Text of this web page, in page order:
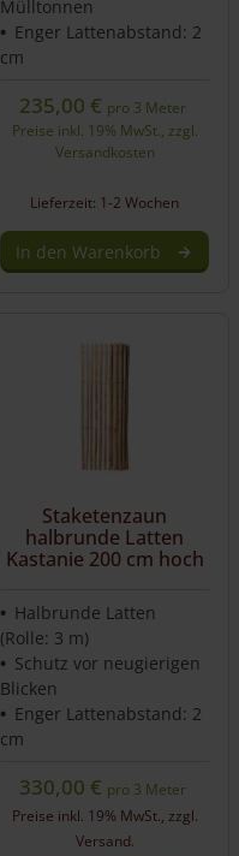
Mülltonnen
Enger Lattenabstand: 2
cm
235,00 € pro 3 Meter
Preise inkl. 19% MwSt., zzgl.
Versandkosten
Lieferzeit: 1-2 Wochen
In den Warenkorb
Staketenzaun
halbrunde Latten
Kastanie 200 cm hoch
Halbrunde Latten
(Rolle: 3 m)
Schutz vor neugierigen
Blicken
Enger Lattenabstand: 2
cm
330,00 € pro 3 Meter
Preise inkl. 19% MwSt., zzgl.
Versand.